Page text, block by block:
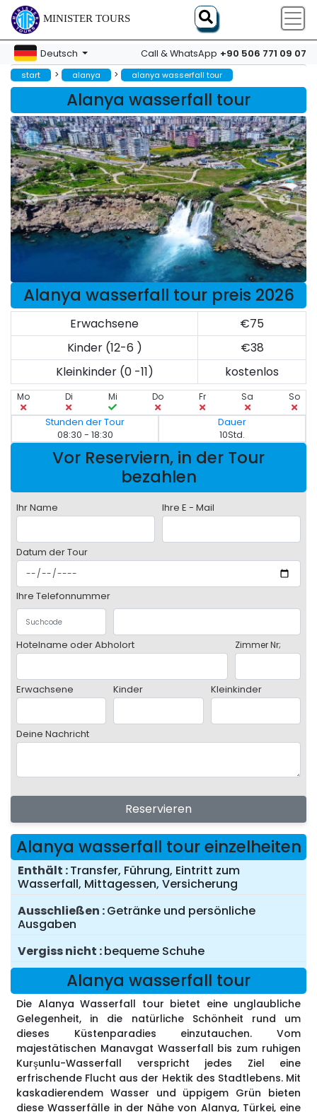
MINISTER TOURS
Deutsch Call & WhatsApp +90 506 771 09 07
start > alanya > alanya wasserfall tour
Alanya wasserfall tour
Alanya wasserfall tour preis 2026
Erwachsene
€75
Kinder (12-6 )
€38
Kleinkinder (0 -11)
kostenlos
Mo Di Mi Do Fr Sa So
Stunden der Tour
08:30 - 18:30
Dauer
10Std.
Vor Reserviern, in der Tour
bezahlen
Ihr Name Ihre E - Mail
Datum der Tour
Ihre Telefonnummer
Hotelname oder Abholort Zimmer Nr;
Erwachsene Kinder Kleinkinder
Deine Nachricht
Reservieren
Alanya wasserfall tour einzelheiten
Enthält Transfer, Führung, Eintritt zum
Wasserfall, Mittagessen, Versicherung
Ausschließen Getränke und persönliche
Ausgaben
Vergiss nicht bequeme Schuhe
Alanya wasserfall tour
Die Alanya Wasserfall tour bietet eine unglaubliche
Gelegenheit, in die natürliche Schönheit rund um
dieses Küstenparadies einzutauchen. Vom
majestätischen Manavgat Wasserfall bis zum ruhigen
Kurşunlu-Wasserfall verspricht jedes Ziel eine
erfrischende Flucht aus der Hektik des Stadtlebens. Mit
kaskadierendem Wasser und üppigem Grün bieten
diese Wasserfälle in der Nähe von Alanya, Türkei, eine